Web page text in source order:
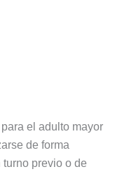
el adulto mayor
de forma
previo o de